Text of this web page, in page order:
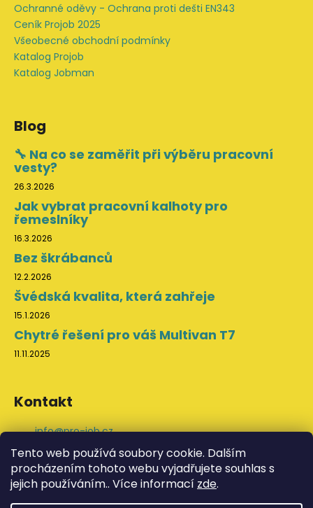
Tento web používá soubory cookie. Dalším
procházením tohoto webu vyjadřujete souhlas s
jejich používáním.. Více informací zde.
Ochranné oděvy - Ochrana proti dešti EN343
Ceník Projob 2025
Všeobecné obchodní podmínky
Katalog Projob
Katalog Jobman
Blog
🔧 Na co se zaměřit při výběru pracovní
vesty?
26.3.2026
Jak vybrat pracovní kalhoty pro
řemeslníky
16.3.2026
Bez škrábanců
12.2.2026
Švédská kvalita, která zahřeje
15.1.2026
Chytré řešení pro váš Multivan T7
11.11.2025
Kontakt
info@pro-job.cz
+420 776 202 043
ProJob na Facebooku
svedskeodevy
YouTube ProJob